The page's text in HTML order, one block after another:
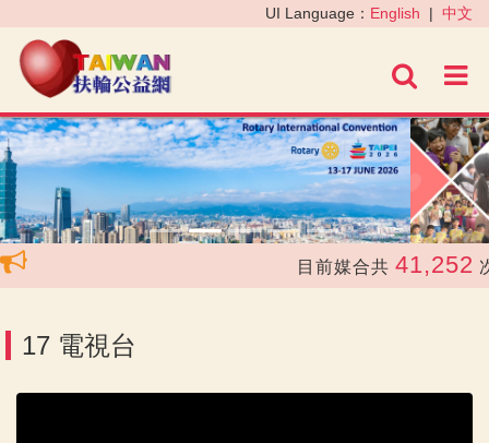
進階
UI Language： English | 中文
‹ ›
目前媒合共 41,252 次，
17 電視台